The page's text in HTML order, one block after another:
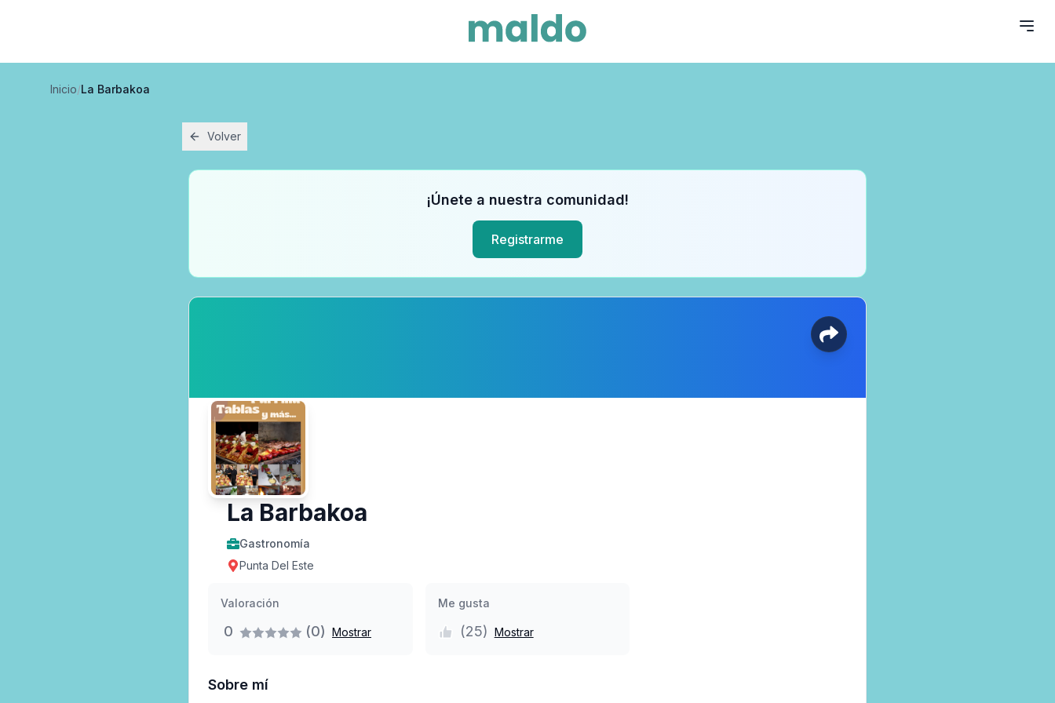
Inicio/La Barbakoa
Volver
¡Únete a nuestra comunidad!
Registrarme
La Barbakoa
Gastronomía
Punta Del Este
Valoración
0 (0) Mostrar
Me gusta
(25) Mostrar
Sobre mí